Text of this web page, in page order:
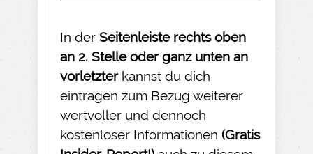
In der Seitenleiste rechts oben
an 2. Stelle oder ganz unten an
vorletzter kannst du dich
eintragen zum Bezug weiterer
wertvoller und dennoch
kostenloser Informationen (Gratis